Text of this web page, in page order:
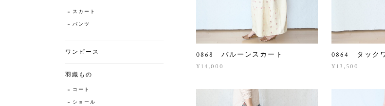
0868 バルーンスカート
¥14,000
0864 タック
¥13,500
スカート
パンツ
ワンピース
羽織もの
コート
ショール